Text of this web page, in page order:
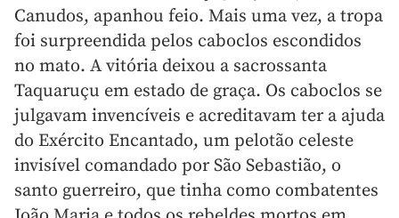
Canudos, apanhou feio. Mais uma vez, a tropa
foi surpreendida pelos caboclos escondidos
no mato. A vitória deixou a sacrossanta
Taquaruçu em estado de graça. Os caboclos se
julgavam invencíveis e acreditavam ter a ajuda
do Exército Encantado, um pelotão celeste
invisível comandado por São Sebastião, o
santo guerreiro, que tinha como combatentes